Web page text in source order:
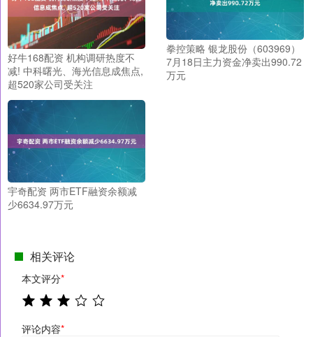
好牛168配资 机构调研热度不
减! 中科曙光、海光信息成焦点,
超520家公司受关注
拳控策略 银龙股份（603969）
7月18日主力资金净卖出990.72
万元
宇奇配资 两市ETF融资余额减
少6634.97万元
相关评论
本文评分*
评论内容*